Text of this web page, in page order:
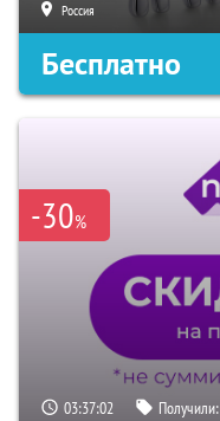
Россия
Бесплатно
-30%
03:37:01 Получили: